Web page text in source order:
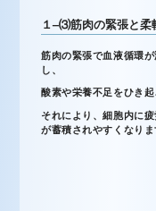
１–⑶筋肉の緊張と柔
筋肉の緊張で血液循環
し、
酸素や栄養不足をひき起
それにより、細胞内に
が蓄積されやすくなり